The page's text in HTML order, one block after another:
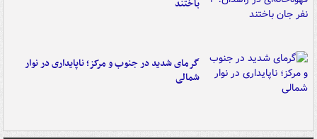
باختند
گرمای شدید در جنوب و مرکز؛ ناپایداری در نوار
شمالی